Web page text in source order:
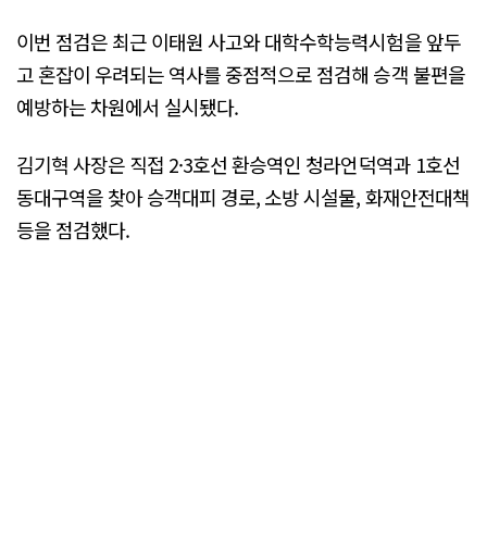
이번 점검은 최근 이태원 사고와 대학수학능력시험을 앞두
고 혼잡이 우려되는 역사를 중점적으로 점검해 승객 불편을
예방하는 차원에서 실시됐다.
김기혁 사장은 직접 2·3호선 환승역인 청라언덕역과 1호선
동대구역을 찾아 승객대피 경로, 소방 시설물, 화재안전대책
등을 점검했다.